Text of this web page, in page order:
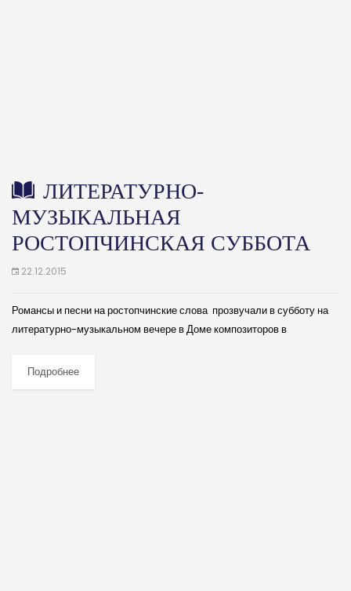
ЛИТЕРАТУРНО-
МУЗЫКАЛЬНАЯ
РОСТОПЧИНСКАЯ СУББОТА
22.12.2015
Романсы и песни на ростопчинские слова прозвучали в субботу на
литературно-музыкальном вечере в Доме композиторов в
(далее…)
Подробнее